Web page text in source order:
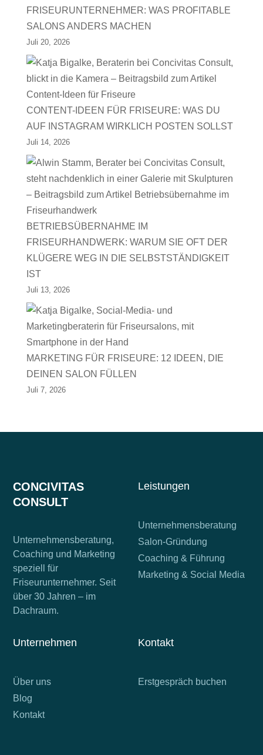
FRISEURUNTERNEHMER: WAS PROFITABLE
SALONS ANDERS MACHEN
Juli 20, 2026
CONTENT-IDEEN FÜR FRISEURE: WAS DU
AUF INSTAGRAM WIRKLICH POSTEN SOLLST
Juli 14, 2026
BETRIEBSÜBERNAHME IM
FRISEURHANDWERK: WARUM SIE OFT DER
KLÜGERE WEG IN DIE SELBSTSTÄNDIGKEIT
IST
Juli 13, 2026
MARKETING FÜR FRISEURE: 12 IDEEN, DIE
DEINEN SALON FÜLLEN
Juli 7, 2026
CONCIVITAS
CONSULT
Unternehmensberatung,
Coaching und Marketing
speziell für
Friseurunternehmer. Seit
über 30 Jahren – im
Dachraum.
Leistungen
Unternehmensberatung
Salon-Gründung
Coaching & Führung
Marketing & Social Media
Unternehmen
Über uns
Blog
Kontakt
Kontakt
Erstgespräch buchen